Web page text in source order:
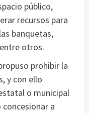
público,
recursos para
banquetas,
otros.
prohibir la
y con ello
o municipal
a